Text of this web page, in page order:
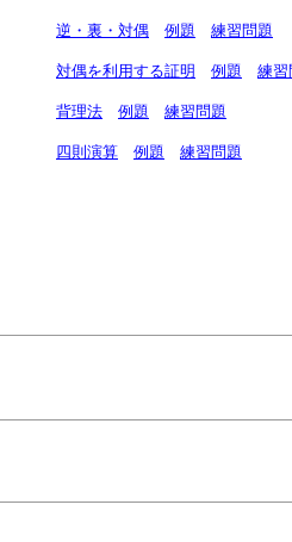
逆・裏・対偶 例題 練習問題
対偶を利用する証明 例題 練習
背理法 例題 練習問題
四則演算 例題 練習問題